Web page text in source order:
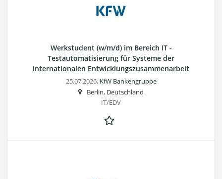
Werkstudent (w/m/d) im Bereich IT -
Testautomatisierung für Systeme der
internationalen Entwicklungszusammenarbeit
25.07.2026, KfW Bankengruppe
Berlin, Deutschland
IT/EDV